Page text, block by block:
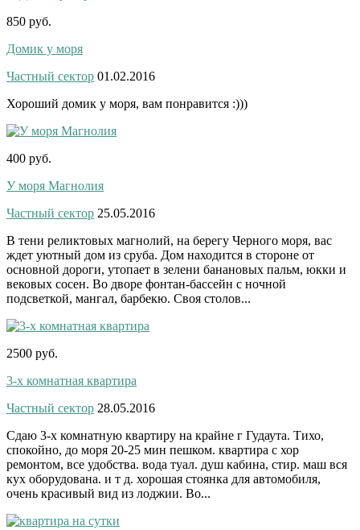
850 руб.
Домик у моря
Частный сектор 01.02.2016
Хороший домик у моря, вам понравится :)))
400 руб.
У моря Магнолия
Частный сектор 25.05.2016
В тени реликтовых магнолий, на берегу Черного моря, вас
ждет уютный дом из сруба. Дом находится в стороне от
основной дороги, утопает в зелени банановых пальм, юкки и
вековых сосен. Во дворе фонтан-бассейн с ночной
подсветкой, мангал, барбекю. Своя столов...
2500 руб.
3-х комнатная квартира
Частный сектор 28.05.2016
Сдаю 3-х комнатную квартиру на крайне г Гудаута. Тихо,
спокойно, до моря 20-25 мин пешком. квартира с хор
ремонтом, все удобства. вода туал. душ кабина, стир. маш вся
кух оборудована. и т д. хорошая стоянка для автомобиля,
очень красивый вид из лоджии. Во...